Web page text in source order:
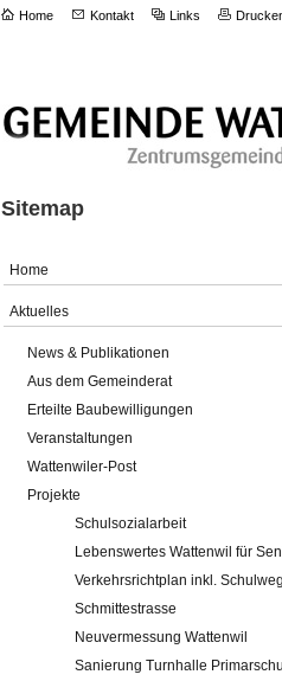
Home Kontakt Links
Sitemap
Home
Aktuelles
News & Publikationen
Aus dem Gemeinderat
Erteilte Baubewilligungen
Veranstaltungen
Wattenwiler-Post
Projekte
Schulsozialarbeit
Lebenswertes Wattenwil für
Verkehrsrichtplan inkl.
Schmittestrasse
Neuvermessung Wattenwil
Sanierung Turnhalle